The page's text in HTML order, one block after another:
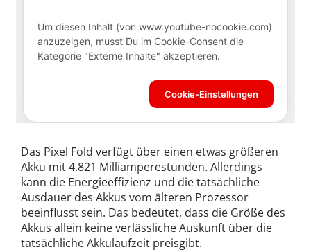
Das Pixel Fold verfügt über einen etwas größeren
Akku mit 4.821 Milliamperestunden. Allerdings
kann die Energieeffizienz und die tatsächliche
Ausdauer des Akkus vom älteren Prozessor
beeinflusst sein. Das bedeutet, dass die Größe des
Akkus allein keine verlässliche Auskunft über die
tatsächliche Akkulaufzeit preisgibt.